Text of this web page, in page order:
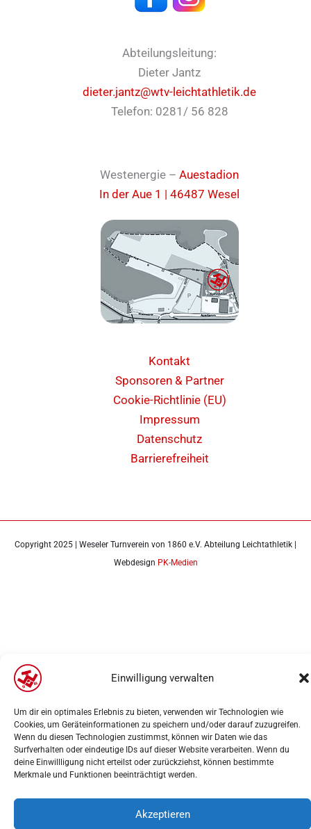
Einwilligung verwalten
Um dir ein optimales Erlebnis zu bieten, verwenden wir Technologien wie
Cookies, um Geräteinformationen zu speichern und/oder darauf zuzugreifen.
Wenn du diesen Technologien zustimmst, können wir Daten wie das
Surfverhalten oder eindeutige IDs auf dieser Website verarbeiten. Wenn du
deine Einwillligung nicht erteilst oder zurückziehst, können bestimmte
Merkmale und Funktionen beeinträchtigt werden.
Akzeptieren
Abteilungsleitung:
Dieter Jantz
dieter.jantz@wtv-leichtathletik.de
Telefon: 0281/ 56 828
Westenergie – Auestadion
In der Aue 1 | 46487 Wesel
Kontakt
Sponsoren & Partner
Cookie-Richtlinie (EU)
Impressum
Datenschutz
Barrierefreiheit
Copyright 2025 | Weseler Turnverein von 1860 e.V. Abteilung Leichtathletik |
Webdesign PK-Medien